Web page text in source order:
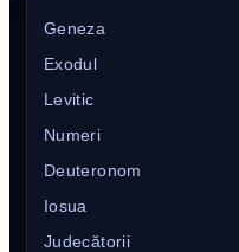
Geneza
Exodul
Levitic
Numeri
Deuteronom
Iosua
Judecătorii